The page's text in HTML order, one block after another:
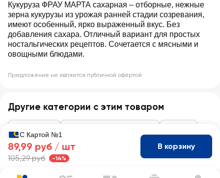
Кукуруза ФРАУ МАРТА сахарная – отборные, нежные
зерна кукурузы из урожая ранней стадии созревания,
имеют особенный, ярко выраженный вкус. Без
добавления сахара. Отличный вариант для простых
ностальгических рецептов. Сочетается с мясными и
овощными блюдами.
Предложение не является публичной офертой
Другие категории с этим товаром
С Картой №1
89,99 руб / шт
105,29 руб -14%
В корзину